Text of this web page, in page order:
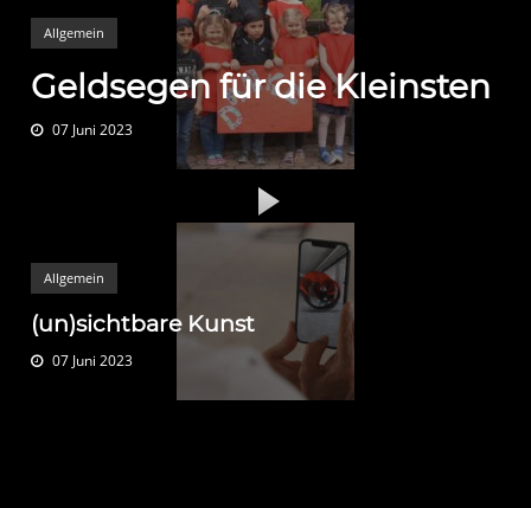
Allgemein
Geldsegen für die Kleinsten
07 Juni 2023
Allgemein
(un)sichtbare Kunst
07 Juni 2023